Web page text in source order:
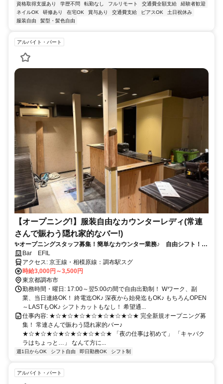
資格取得支援あり
学歴不問 転勤なし フルリモート 交通費全額支給
経験者歓迎
ネイルOK
研修あり 在宅OK 賞与あり 交通費支給 ピアスOK
土日祝休み
服装自由
髪型・髪色自由
アルバイト・パート
【オープニング!】服装自由なカウンターレディ(常連
さんで賑わう隠れ家的なバー!)
✨オープニングスタッフ募集！簡単なカウンター業務♪ 自由シフト！全
額日払い！履歴書不要！
Bar EFIL
アクセス: 京王線・相模原線：調布駅スグ
時給3,000円～3,500円
東京都調布市
勤務時間・曜日: 17:00～翌5:00の間で自由出勤制！ Wワーク、副
業、当日連絡OK！ 終電迄OK♪ 深夜から始発迄もOK♪ もちろんOPEN
～LASTもOK♪ シフトカットもなし！ 希望通...
仕事内容: ★☆★☆★☆★☆★☆★☆★☆★ 完全新規オープニング募
集！ 常連さんで賑わう隠れ家的バー♪
★☆★☆★☆★☆★☆★☆★☆★ 「夜の仕事は初めて」 「キャバク
ラはちょっと…」 なんて方に...
週1日からOK シフト自由 即日勤務OK シフト制
アルバイト・パート